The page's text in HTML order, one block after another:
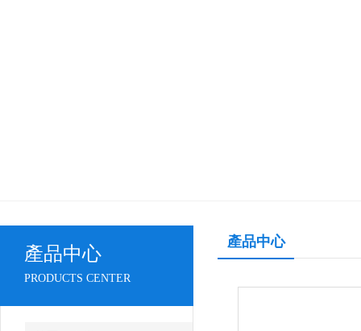
產品中心
PRODUCTS CENTER
產品中心